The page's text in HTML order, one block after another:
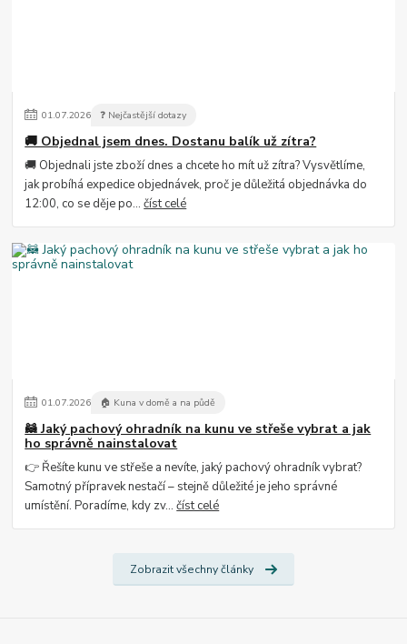
01.07.2026 ❓ Nejčastější dotazy
🚚 Objednal jsem dnes. Dostanu balík už zítra?
🚚 Objednali jste zboží dnes a chcete ho mít už zítra? Vysvětlíme,
jak probíhá expedice objednávek, proč je důležitá objednávka do
12:00, co se děje po...číst celé
01.07.2026 🏠 Kuna v domě a na půdě
🦝 Jaký pachový ohradník na kunu ve střeše vybrat a jak
ho správně nainstalovat
👉 Řešíte kunu ve střeše a nevíte, jaký pachový ohradník vybrat?
Samotný přípravek nestačí – stejně důležité je jeho správné
umístění. Poradíme, kdy zv...číst celé
Zobrazit všechny články